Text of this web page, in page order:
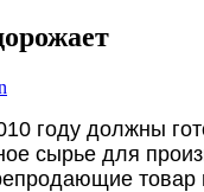
году должны
сырье для